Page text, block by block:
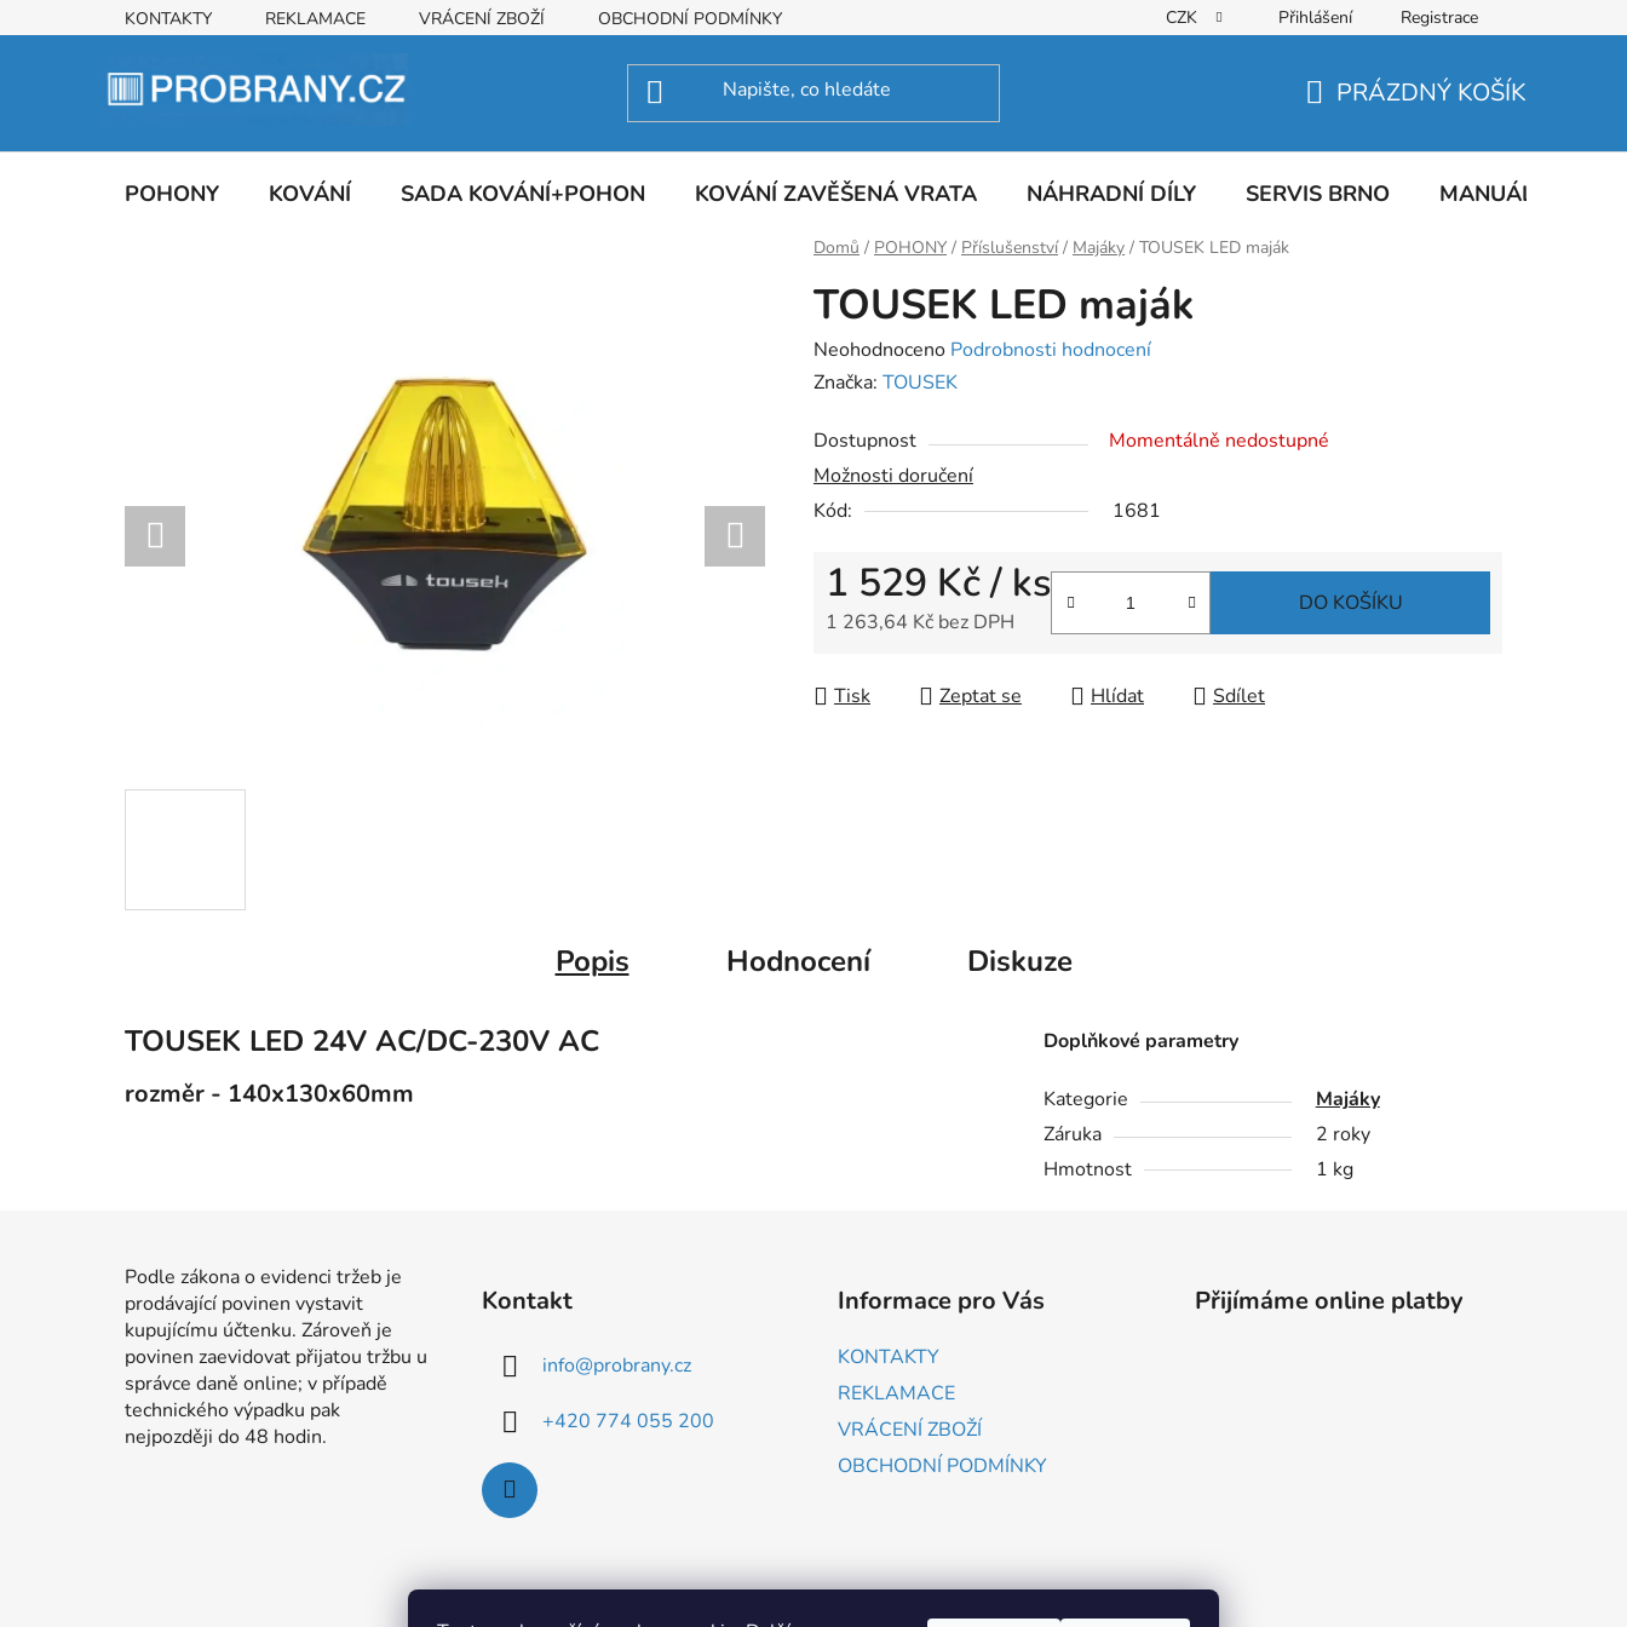
na
KONTAKTY REKLAMACE VRÁCENÍ ZBOŽÍ OBCHODNÍ PODMÍNKY CZK Přihlášení Registrace
KOŠÍK
PRÁZDNÝ KOŠÍK
POHONY KOVÁNÍ SADA KOVÁNÍ+POHON KOVÁNÍ ZAVĚŠENÁ VRATA NÁHRADNÍ DÍLY SERVIS BRNO MANUÁLY
Domů / POHONY / Příslušenství / Majáky / TOUSEK LED maják
TOUSEK LED maják
Průměrné
hodnocení
je
0,0
z
hvězdiček.
Neohodnoceno Podrobnosti hodnocení
Značka: TOUSEK
Dostupnost
Momentálně nedostupné
Možnosti doručení
Kód:
1681
1 529 Kč/ ks
1 263,64 Kč bez DPH
DO KOŠÍKU
Tisk Zeptat se Hlídat Sdílet
Popis Hodnocení Diskuze
TOUSEK LED 24V AC/DC-230V AC
rozměr - 140x130x60mm
Doplňkové parametry
Kategorie
Majáky
Záruka
2 roky
Hmotnost
1 kg
Podle zákona o evidenci tržeb je
prodávající povinen vystavit
kupujícímu účtenku. Zároveň je
povinen zaevidovat přijatou tržbu u
správce daně online; v případě
technického výpadku pak
nejpozději do 48 hodin.
Kontakt
info@probrany.cz
+420 774 055 200
Informace pro Vás
KONTAKTY
REKLAMACE
VRÁCENÍ ZBOŽÍ
OBCHODNÍ PODMÍNKY
Přijímáme online platby